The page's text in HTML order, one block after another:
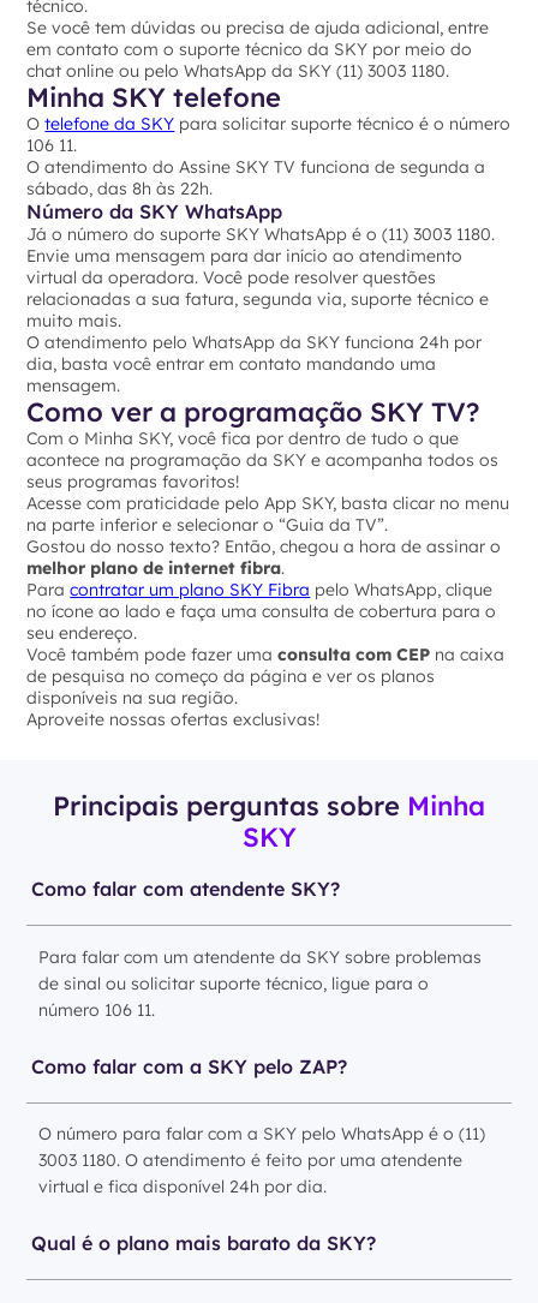
técnico.
Se você tem dúvidas ou precisa de ajuda adicional, entre
em contato com o suporte técnico da SKY por meio do
chat online ou pelo WhatsApp da SKY (11) 3003 1180.
Minha SKY telefone
Otelefone da SKY para solicitar suporte técnico é o número
106 11.
O atendimento do Assine SKY TV funciona de segunda a
sábado, das 8h às 22h.
Número da SKY WhatsApp
Já o número do suporte SKY WhatsApp é o (11) 3003 1180.
Envie uma mensagem para dar início ao atendimento
virtual da operadora. Você pode resolver questões
relacionadas a sua fatura, segunda via, suporte técnico e
muito mais.
O atendimento pelo WhatsApp da SKY funciona 24h por
dia, basta você entrar em contato mandando uma
mensagem.
Como ver a programação SKY TV?
Com o Minha SKY, você fica por dentro de tudo o que
acontece na programação da SKY e acompanha todos os
seus programas favoritos!
Acesse com praticidade pelo App SKY, basta clicar no menu
na parte inferior e selecionar o “Guia da TV”.
Gostou do nosso texto? Então, chegou a hora de assinar o
melhor plano de internet fibra.
Paracontratar um plano SKY Fibra pelo WhatsApp, clique
no ícone ao lado e faça uma consulta de cobertura para o
seu endereço.
Você também pode fazer umaconsulta com CEP na caixa
de pesquisa no começo da página e ver os planos
disponíveis na sua região.
Aproveite nossas ofertas exclusivas!
Principais perguntas sobre Minha
SKY
Como falar com atendente SKY?
Para falar com um atendente da SKY sobre problemas
de sinal ou solicitar suporte técnico, ligue para o
número 106 11.
Como falar com a SKY pelo ZAP?
O número para falar com a SKY pelo WhatsApp é o (11)
3003 1180. O atendimento é feito por uma atendente
virtual e fica disponível 24h por dia.
Qual é o plano mais barato da SKY?